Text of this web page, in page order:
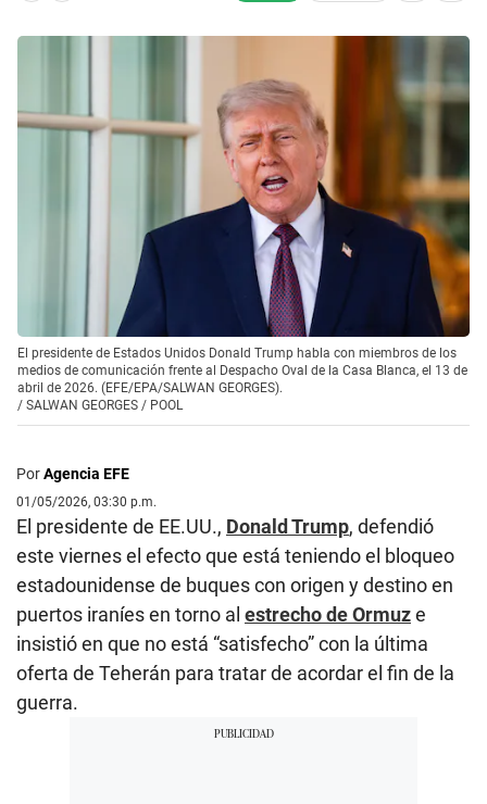
El presidente de Estados Unidos Donald Trump habla con miembros de los
medios de comunicación frente al Despacho Oval de la Casa Blanca, el 13 de
abril de 2026. (EFE/EPA/SALWAN GEORGES).
/ SALWAN GEORGES / POOL
PorAgencia EFE
01/05/2026, 03:30 p.m.
El presidente de EE.UU., Donald Trump, defendió
este viernes el efecto que está teniendo el bloqueo
estadounidense de buques con origen y destino en
puertos iraníes en torno al estrecho de Ormuze
insistió en que no está “satisfecho” con la última
oferta de Teherán para tratar de acordar el fin de la
guerra.